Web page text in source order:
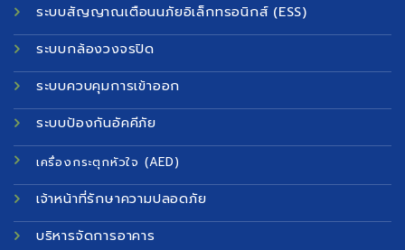
ระบบสัญญาณเตือนนภัยอิเล็กทรอนิกส์ (ESS)
ระบบกล้องวงจรปิด
ระบบควบคุมการเข้าออก
ระบบป้องกันอัคคีภัย
เครื่องกระตุกหัวใจ (AED)
เจ้าหน้าที่รักษาความปลอดภัย
บริหารจัดการอาคาร